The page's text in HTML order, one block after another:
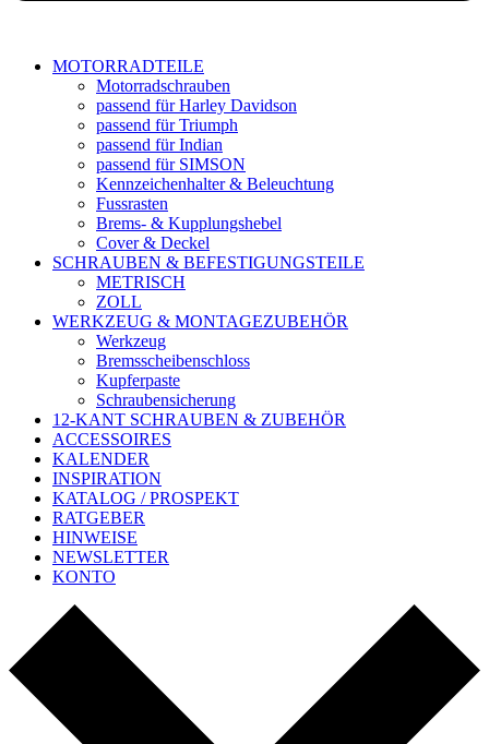
MOTORRADTEILE
Motorradschrauben
passend für Harley Davidson
passend für Triumph
passend für Indian
passend für SIMSON
Kennzeichenhalter & Beleuchtung
Fussrasten
Brems- & Kupplungshebel
Cover & Deckel
SCHRAUBEN & BEFESTIGUNGSTEILE
METRISCH
ZOLL
WERKZEUG & MONTAGEZUBEHÖR
Werkzeug
Bremsscheibenschloss
Kupferpaste
Schraubensicherung
12-KANT SCHRAUBEN & ZUBEHÖR
ACCESSOIRES
KALENDER
INSPIRATION
KATALOG / PROSPEKT
RATGEBER
HINWEISE
NEWSLETTER
KONTO